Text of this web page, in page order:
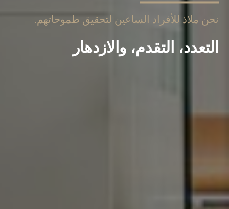
نحن ملاذ للأفراد الساعين لتحقيق طموحاتهم.
التعدد، التقدم، والازدهار